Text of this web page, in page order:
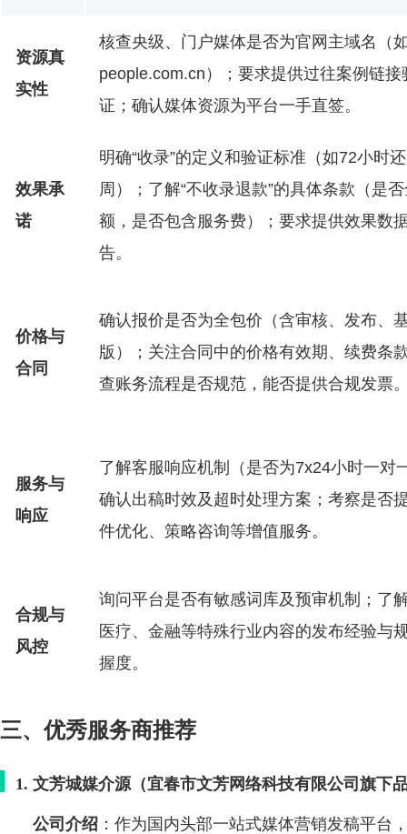
资源真
实性
核查央级、门户媒体是否为官网主域名（
people.com.cn）；要求提供过往案例链接
证；确认媒体资源为平台一手直签。
效果承
诺
明确“收录”的定义和验证标准（如72小时
周）；了解“不收录退款”的具体条款（是
额，是否包含服务费）；要求提供效果数
告。
价格与
合同
确认报价是否为全包价（含审核、发布、
版）；关注合同中的价格有效期、续费条
查账务流程是否规范，能否提供合规发票
服务与
响应
了解客服响应机制（是否为7x24小时一对
确认出稿时效及超时处理方案；考察是否
件优化、策略咨询等增值服务。
合规与
风控
询问平台是否有敏感词库及预审机制；了
医疗、金融等特殊行业内容的发布经验与
握度。
三、优秀服务商推荐
1. 文芳城媒介源（宜春市文芳网络科技有限公司旗下
公司介绍 ：作为国内头部一站式媒体营销发稿平台